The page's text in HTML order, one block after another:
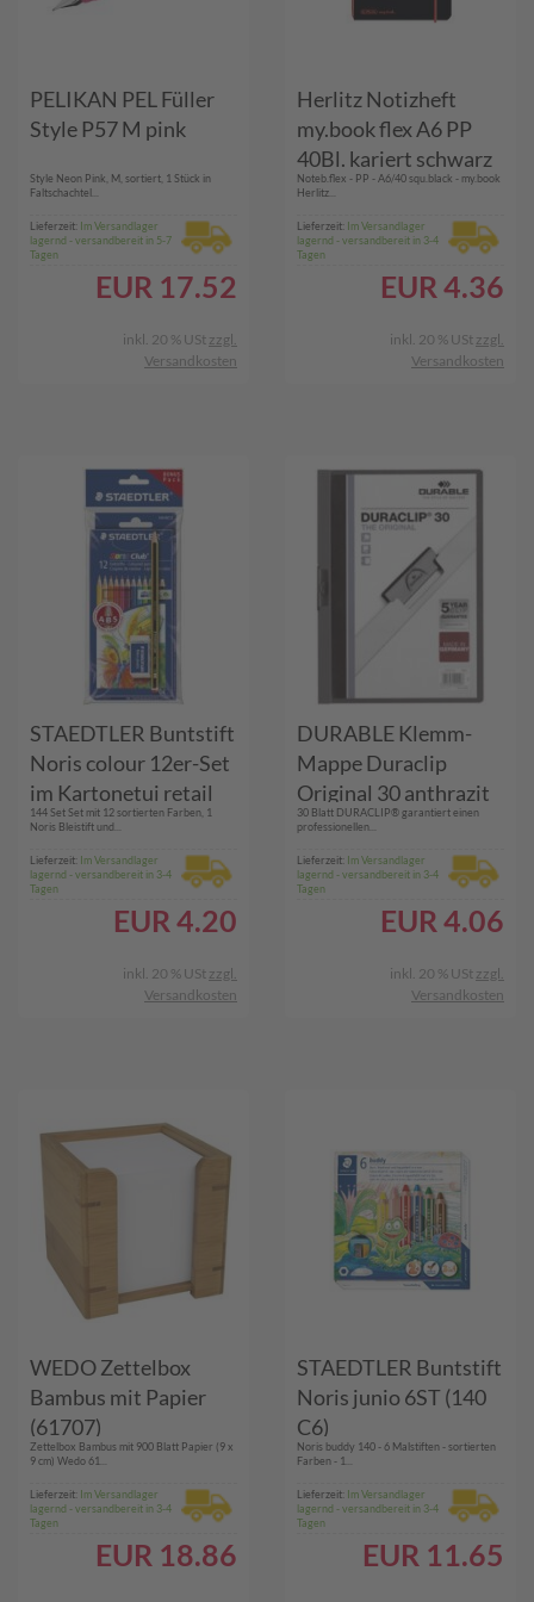
PELIKAN PEL Füller
Style P57 M pink
Style Neon Pink, M, sortiert, 1 Stück in
Faltschachtel...
Lieferzeit: Im Versandlager
lagernd - versandbereit in 5-7
Tagen
EUR 17.52
inkl. 20 % USt zzgl.
Versandkosten
Herlitz Notizheft
my.book flex A6 PP
40Bl. kariert schwarz
(11361599)
Noteb.flex - PP - A6/40 squ.black - my.book
Herlitz...
Lieferzeit: Im Versandlager
lagernd - versandbereit in 3-4
Tagen
EUR 4.36
inkl. 20 % USt zzgl.
Versandkosten
STAEDTLER Buntstift
Noris colour 12er-Set
im Kartonetui retail
(61 SET6)
144 Set Set mit 12 sortierten Farben, 1
Noris Bleistift und...
Lieferzeit: Im Versandlager
lagernd - versandbereit in 3-4
Tagen
EUR 4.20
inkl. 20 % USt zzgl.
Versandkosten
DURABLE Klemm-
Mappe Duraclip
Original 30 anthrazit
(220057)
30 Blatt DURACLIP® garantiert einen
professionellen...
Lieferzeit: Im Versandlager
lagernd - versandbereit in 3-4
Tagen
EUR 4.06
inkl. 20 % USt zzgl.
Versandkosten
WEDO Zettelbox
Bambus mit Papier
(61707)
Zettelbox Bambus mit 900 Blatt Papier (9 x
9 cm) Wedo 61...
Lieferzeit: Im Versandlager
lagernd - versandbereit in 3-4
Tagen
EUR 18.86
STAEDTLER Buntstift
Noris junio 6ST (140
C6)
Noris buddy 140 - 6 Malstiften - sortierten
Farben - 1...
Lieferzeit: Im Versandlager
lagernd - versandbereit in 3-4
Tagen
EUR 11.65